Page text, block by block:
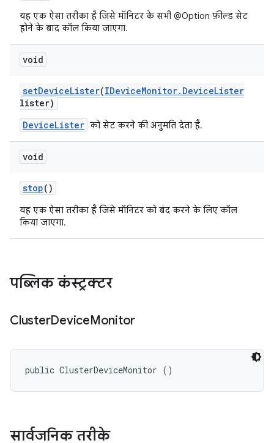
यह एक ऐसा तरीका है जिसे मॉनिटर के सभी @Option फ़ील्ड सेट
होने के बाद कॉल किया जाएगा.
void
setDeviceLister(IDeviceMonitor. DeviceLister
lister)
DeviceLister को सेट करने की अनुमति देता है.
void
stop()
यह एक ऐसा तरीका है जिसे मॉनिटर को बंद करने के लिए कॉल
किया जाएगा.
पब्लिक कंस्ट्रक्टर
ClusterDeviceMonitor
public ClusterDeviceMonitor ()
सार्वजनिक तरीके